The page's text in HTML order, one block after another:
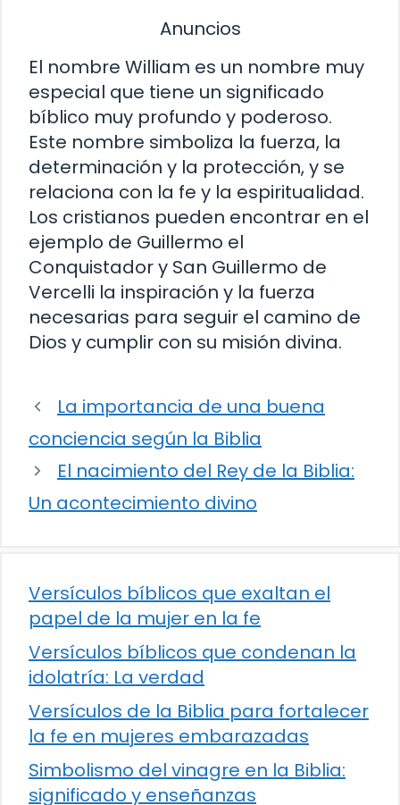
Anuncios
El nombre William es un nombre muy
especial que tiene un significado
bíblico muy profundo y poderoso.
Este nombre simboliza la fuerza, la
determinación y la protección, y se
relaciona con la fe y la espiritualidad.
Los cristianos pueden encontrar en el
ejemplo de Guillermo el
Conquistador y San Guillermo de
Vercelli la inspiración y la fuerza
necesarias para seguir el camino de
Dios y cumplir con su misión divina.
La importancia de una buena
conciencia según la Biblia
El nacimiento del Rey de la Biblia:
Un acontecimiento divino
Versículos bíblicos que exaltan el
papel de la mujer en la fe
Versículos bíblicos que condenan la
idolatría: La verdad
Versículos de la Biblia para fortalecer
la fe en mujeres embarazadas
Simbolismo del vinagre en la Biblia:
significado y enseñanzas